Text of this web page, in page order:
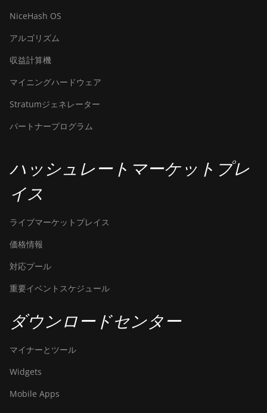
Bitdeer SealMiner A2 Hyd
Bitdeer SealMiner A2 Pro Air
Bitdeer SealMiner A2 Pro Hyd
Bitdeer SealMiner A3 Air
Bitdeer SealMiner A3 Hydro
Bitdeer SealMiner A3 Pro Air
Bitdeer SealMiner A4 Pro Air
Bitdeer SealMiner DL1 Air
Bitdeer SealMiner DL1 Hydro
Bitmain Antminer AL1
NiceHash OS
アルゴリズム
収益計算機
マイニングハードウェア
Stratumジェネレーター
パートナープログラム
ハッシュレートマーケットプレ
イス
ライブマーケットプレイス
価格情報
対応プール
重要イベントスケジュール
ダウンロードセンター
マイナーとツール
Widgets
Mobile Apps